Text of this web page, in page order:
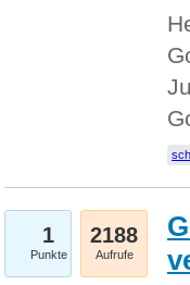
1
Punkte
2188
Aufrufe